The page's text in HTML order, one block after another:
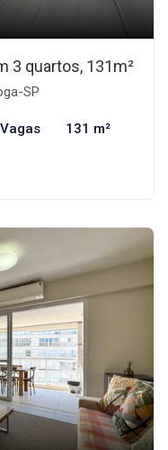
3 quartos, 131m²
SP
131 m²